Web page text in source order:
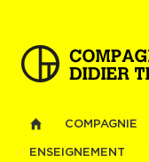
COMPAGNIE
ENSEIGNEMENT